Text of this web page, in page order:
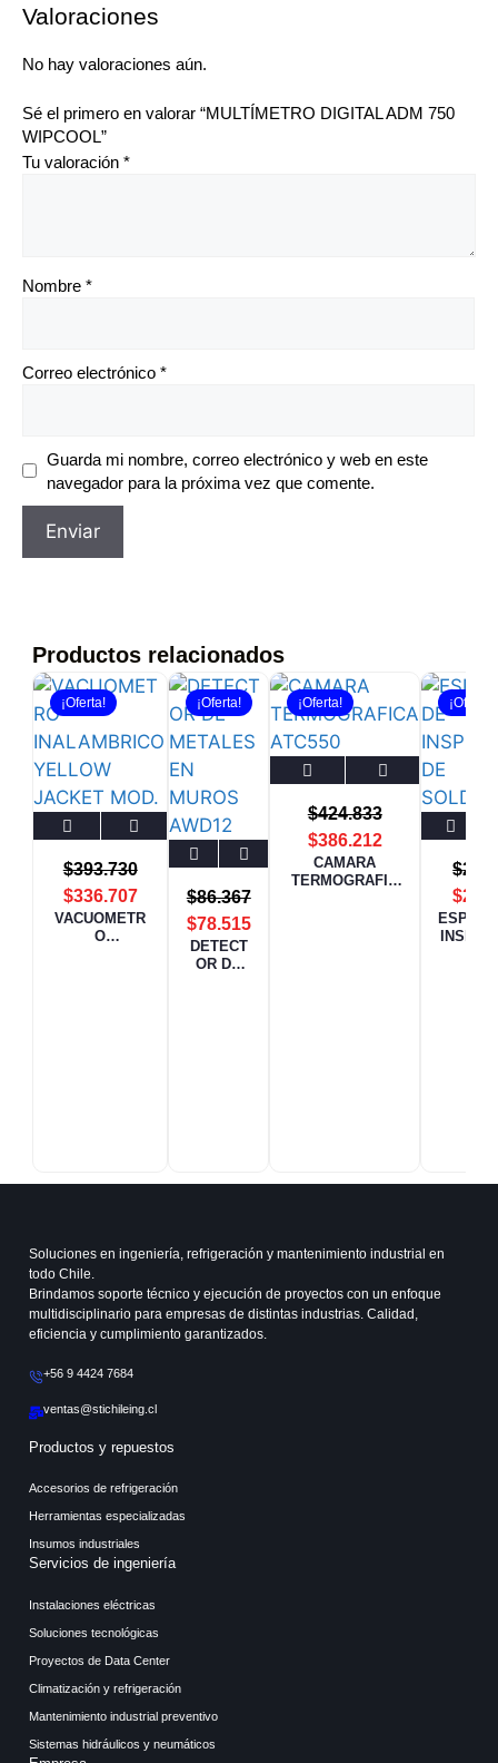
Valoraciones
No hay valoraciones aún.
Sé el primero en valorar “MULTÍMETRO DIGITAL ADM 750
WIPCOOL”
Tu valoración *
Nombre *
Correo electrónico *
Guarda mi nombre, correo electrónico y web en este
navegador para la próxima vez que comente.
Productos relacionados
¡Oferta!
VACUOMETR
O
$393.730
$336.707
¡Oferta!
DETECT
OR DE
$86.367
$78.515
¡Oferta!
CAMARA
TERMOGRAFIC
$424.833
$386.212
¡Oferta!
$
$
Soluciones en ingeniería, refrigeración y mantenimiento industrial en
todo Chile.
Brindamos soporte técnico y ejecución de proyectos con un enfoque
multidisciplinario para empresas de distintas industrias. Calidad,
eficiencia y cumplimiento garantizados.
+56 9 4424 7684
ventas@stichileing.cl
Productos y repuestos
Accesorios de refrigeración
Herramientas especializadas
Insumos industriales
Servicios de ingeniería
Instalaciones eléctricas
Soluciones tecnológicas
Proyectos de Data Center
Climatización y refrigeración
Mantenimiento industrial preventivo
Sistemas hidráulicos y neumáticos